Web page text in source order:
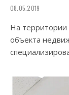
08.05.2019
На территории
объекта